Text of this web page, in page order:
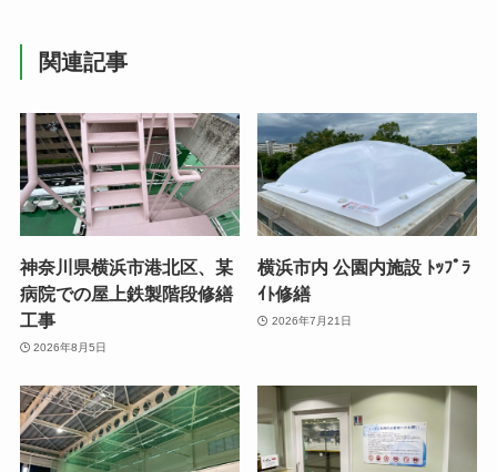
関連記事
神奈川県横浜市港北区、某
病院での屋上鉄製階段修繕
工事
2026年8月5日
横浜市内 公園内施設 ﾄｯﾌﾟﾗ
ｲﾄ修繕
2026年7月21日